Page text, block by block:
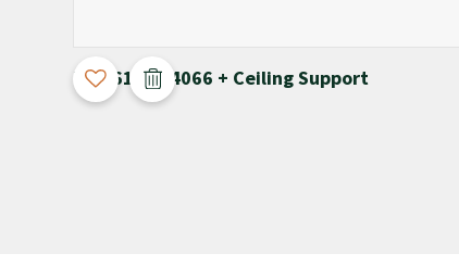
T-4061 / M-4066 + Ceiling Support